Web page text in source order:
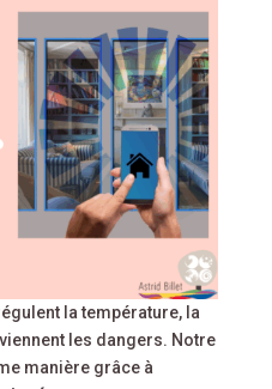
la température, la
les dangers. Notre
manière grâce à